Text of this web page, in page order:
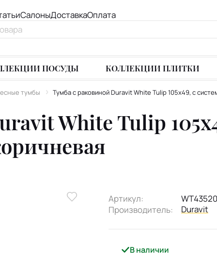
СалоныДоставкаОплата
ПОСУДЫ КОЛЛЕКЦИИ ПЛИТКИ
тумбы Тумба с раковиной Duravit White Tulip 105х49, с
White Tulip
Артикул:
Производитель:
Duravit
В наличии